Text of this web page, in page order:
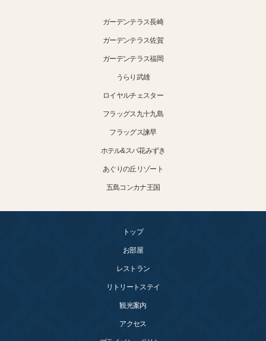
ガーデンテラス長崎
ガーデンテラス佐賀
ガーデンテラス福岡
うらり武雄
ロイヤルチェスター
フラッグス九十九島
フラッグス諫早
ホテル&スパ花みずき
あぐりの丘リゾート
五島コンカナ王国
トップ
お部屋
レストラン
リトリートステイ
観光案内
アクセス